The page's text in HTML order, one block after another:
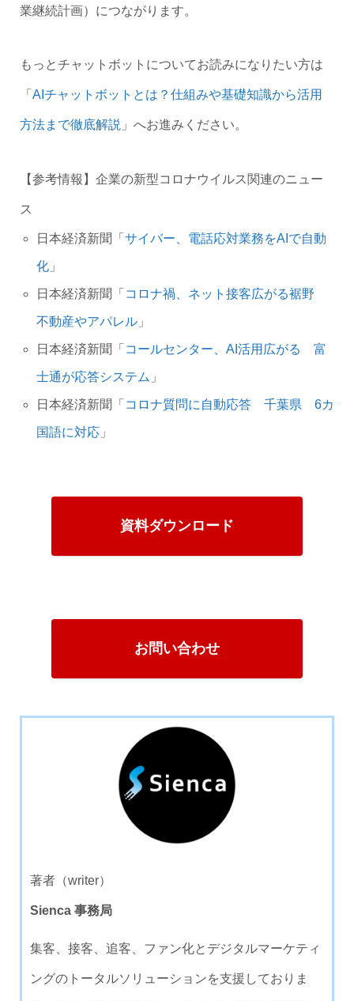
業継続計画）につながります。
もっとチャットボットについてお読みになりたい方は
「 AIチャットボットとは？仕組みや基礎知識から活用
方法まで徹底解説 」へお進みください。
【参考情報】企業の新型コロナウイルス関連のニュー
ス
日本経済新聞「 サイバー、電話応対業務をAIで自動
化」
日本経済新聞「 コロナ禍、ネット接客広がる裾野
不動産やアパレル」
日本経済新聞「 コールセンター、AI活用広がる 富
士通が応答システム 」
日本経済新聞「 コロナ質問に自動応答 千葉県 6カ
国語に対応」
資料ダウンロード
お問い合わせ
著者（writer）
Sienca 事務局
集客、接客、追客、ファン化とデジタルマーケティ
ングのトータルソリューションを支援しておりま